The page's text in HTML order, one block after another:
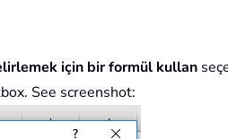
için bir formül kullan
See screenshot: